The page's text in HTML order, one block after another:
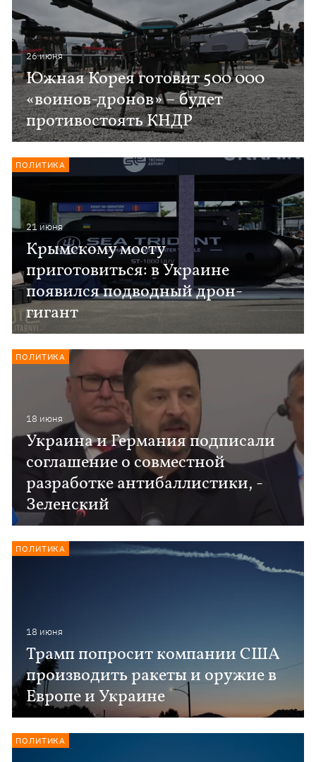
26 июня
Южная Корея готовит 500 000
«воинов-дронов» – будет
противостоять КНДР
21 июня
Крымскому мосту
приготовиться: в Украине
появился подводный дрон-
гигант
ПОЛИТИКА
18 июня
Украина и Германия подписали
соглашение о совместной
разработке антибаллистики, -
Зеленский
ПОЛИТИКА
18 июня
Трамп попросит компании США
производить ракеты и оружие в
Европе и Украине
ПОЛИТИКА
ПОЛИТИКА